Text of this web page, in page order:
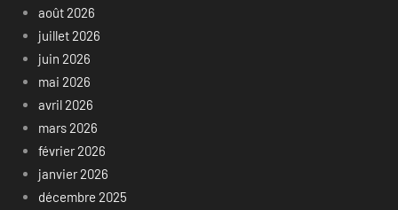
août 2026
juillet 2026
juin 2026
mai 2026
avril 2026
mars 2026
février 2026
janvier 2026
décembre 2025